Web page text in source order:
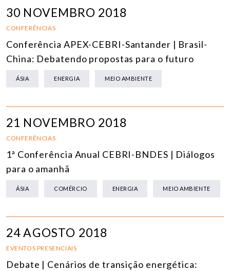
30 NOVEMBRO 2018
CONFERÊNCIAS
Conferência APEX-CEBRI-Santander | Brasil-
China: Debatendo propostas para o futuro
ÁSIA ENERGIA MEIO AMBIENTE
21 NOVEMBRO 2018
CONFERÊNCIAS
1ª Conferência Anual CEBRI-BNDES | Diálogos
para o amanhã
ÁSIA COMÉRCIO ENERGIA MEIO AMBIENTE
24 AGOSTO 2018
EVENTOS PRESENCIAIS
Debate | Cenários de transição energética: